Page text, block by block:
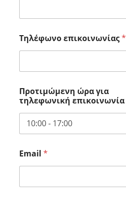
Τηλέφωνο επικοινωνίας*
Προτιμώμενη ώρα για
τηλεφωνική επικοινωνία
Email *